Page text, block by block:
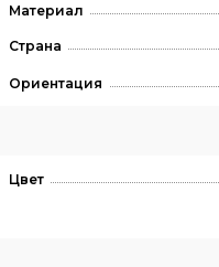
Материал
Страна
Ориентация
Цвет